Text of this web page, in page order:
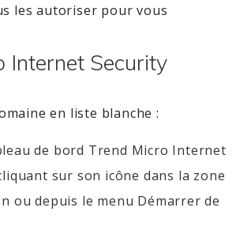
les autoriser pour vous
Internet Security
en liste blanche :
de bord Trend Micro Internet
sur son icône dans la zone
ou depuis le menu Démarrer de